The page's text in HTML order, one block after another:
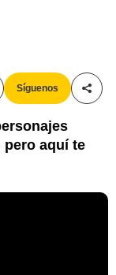
Síguenos
pero aquí te